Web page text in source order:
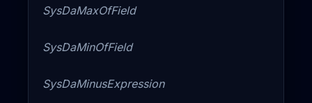
SysDaMaxOfField
SysDaMinOfField
SysDaMinusExpression